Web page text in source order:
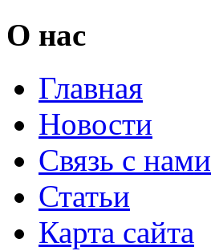
О нас
Главная
Новости
Связь с нами
Статьи
Карта сайта